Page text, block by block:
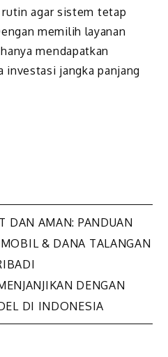
rutin agar sistem tetap
memilih layanan
mendapatkan
investasi jangka panjang
DAN AMAN: PANDUAN
& DANA TALANGAN
DENGAN
DI INDONESIA